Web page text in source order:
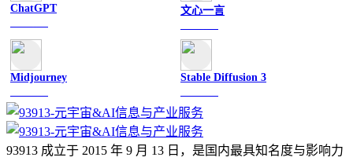
ChatGPT 文心一言
Midjourney Stable Diffusion 3
93913 成立于 2015 年 9 月 13 日，是国内最具知名度与影响力